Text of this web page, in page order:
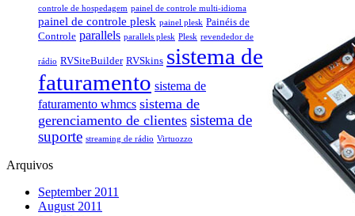
controle de hospedagem painel de controle multi-idioma
painel de controle plesk painel plesk Painéis de
Controle parallels parallels plesk Plesk revendedor de
rádio RVSiteBuilder RVSkins sistema de
faturamento sistema de
faturamento whmcs sistema de
gerenciamento de clientes sistema de
suporte streaming de rádio Virtuozzo
Arquivos
September 2011
August 2011